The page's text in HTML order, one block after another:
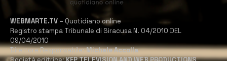
WEBMARTE.TV – Quotidiano online
Registro stampa Tribunale di Siracusa N. 04/2010 DEL
09/04/2010
Direttore Responsabile:Michele Accolla